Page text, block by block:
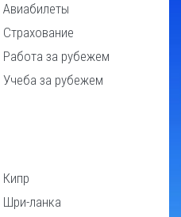
Авиабилеты
Страхование
Работа за рубежем
Учеба за рубежем
Кипр
Шри-ланка